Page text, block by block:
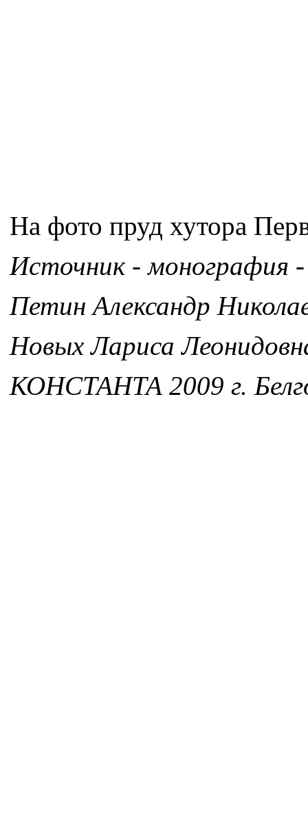
На фото пруд хутора
Источник - монография -
Петин Александр
Новых Лариса
КОНСТАНТА 2009 г.